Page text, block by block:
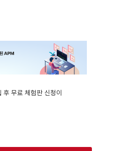
무료 체험판 신청이